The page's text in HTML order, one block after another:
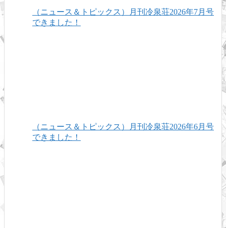
（ニュース＆トピックス）月刊冷泉荘2026年7月号
できました！
（ニュース＆トピックス）月刊冷泉荘2026年6月号
できました！